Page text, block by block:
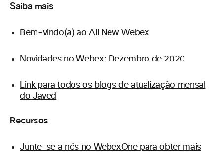
Saiba mais
Bem-vindo(a) ao All New Webex
Novidades no Webex: Dezembro de 2020
Link para todos os blogs de atualização mensal
do Javed
Recursos
Junte-se a nós no WebexOne para obter mais